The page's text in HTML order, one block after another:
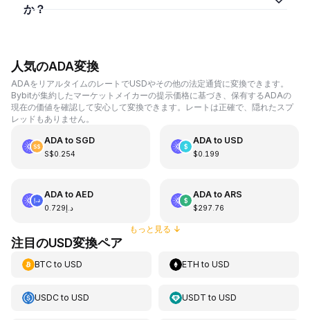
か？
人気のADA変換
ADAをリアルタイムのレートでUSDやその他の法定通貨に変換できます。
Bybitが集約したマーケットメイカーの提示価格に基づき、保有するADAの
現在の価値を確認して安心して変換できます。レートは正確で、隠れたスプ
レッドもありません。
ADAto SGD
S$0.254
ADAto USD
$0.199
ADAto AED
د.إ0.729
ADAto ARS
$297.76
もっと見る ↓
注目のUSD変換ペア
BTCto USD ETH toUSD
USDCto USD USDT toUSD